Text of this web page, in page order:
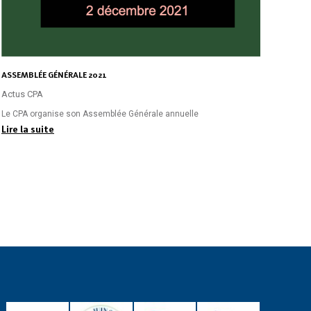
ASSEMBLÉE GÉNÉRALE 2021
Actus CPA
Le CPA organise son Assemblée Générale annuelle
Lire la suite